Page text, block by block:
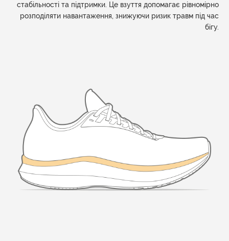
стабільності та підтримки. Це взуття допомагає рівномірно
розподіляти навантаження, знижуючи ризик травм під час
бігу.